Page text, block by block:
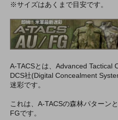
※サイズはあくまで目安です。
A-TACSとは、Advanced Tactical
DCS社(Digital Concealment
迷彩です。
これは、A-TACSの森林パターン
FGです。